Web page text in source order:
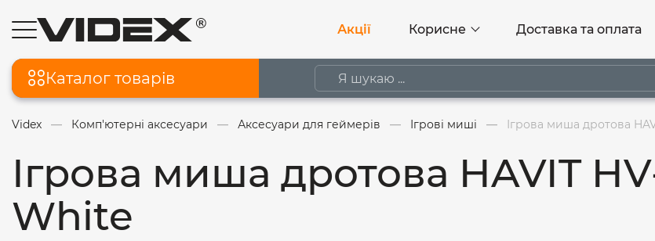
Акції Корисне Доставка та оплата
Каталог товарів
Videx Комп'ютерні аксесуари Аксесуари для геймерів Ігрові миші Ігрова миша дротова
Ігрова миша дротова HAVIT
White